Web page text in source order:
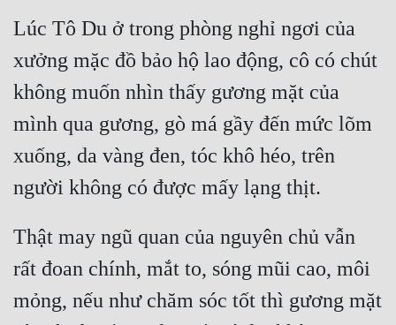
Học Đường
Khoa Huyễn
Khoa Huyễn Không Gian
Kinh Dị
Kiếm Hiệp
Kỳ Huyễn
Kỳ Ảo
Linh Dị
Làm Giàu
Lúc Tô Du ở trong phòng nghỉ ngơi của
xưởng mặc đồ bảo hộ lao động, cô có chút
không muốn nhìn thấy gương mặt của
mình qua gương, gò má gầy đến mức lõm
xuống, da vàng đen, tóc khô héo, trên
Thật may ngũ quan của nguyên chủ vẫn
rất đoan chính, mắt to, sóng mũi cao, môi
mỏng, nếu như chăm sóc tốt thì gương mặt